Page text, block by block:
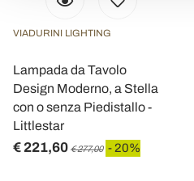
VIADURINI LIGHTING
Lampada da Tavolo
Design Moderno, a Stella
con o senza Piedistallo -
Littlestar
€ 221,60 € 277,00 - 20%